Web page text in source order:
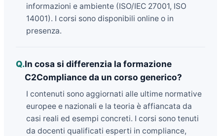
informazioni e ambiente (ISO/IEC 27001, ISO
14001). I corsi sono disponibili online o in
presenza.
Q.In cosa si differenzia la formazione
C2Compliance da un corso generico?
I contenuti sono aggiornati alle ultime normative
europee e nazionali e la teoria è affiancata da
casi reali ed esempi concreti. I corsi sono tenuti
da docenti qualificati esperti in compliance,